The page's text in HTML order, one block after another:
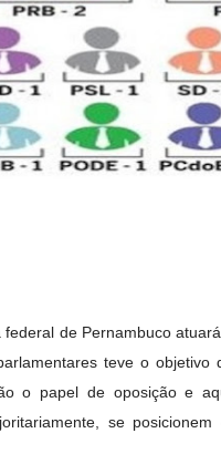
de Pernambuco
teve o objetivo
o papel de oposição e
se